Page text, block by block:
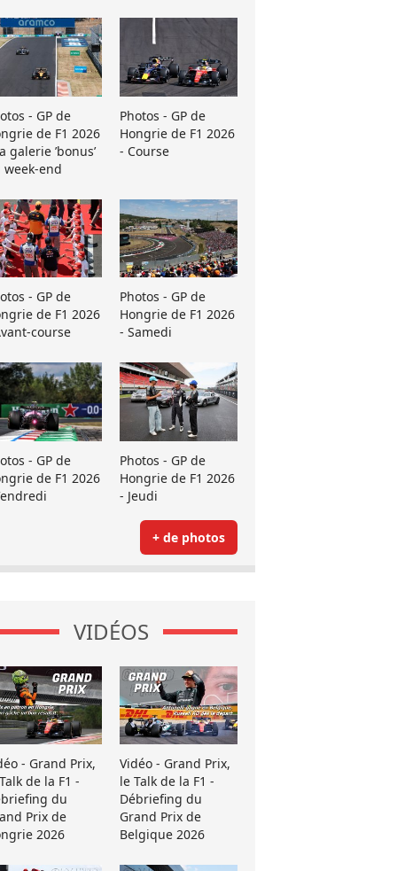
- GP de
de F1 2026
galerie ’bonus’
week-end
Photos - GP de
Hongrie de F1 2026
- Course
- GP de
de F1 2026
course
Photos - GP de
Hongrie de F1 2026
- Samedi
- GP de
de F1 2026
Photos - GP de
Hongrie de F1 2026
- Jeudi
+ de photos
VIDÉOS
- Grand Prix,
de la F1 -
du
Prix de
2026
Vidéo - Grand Prix,
le Talk de la F1 -
Débriefing du
Grand Prix de
Belgique 2026